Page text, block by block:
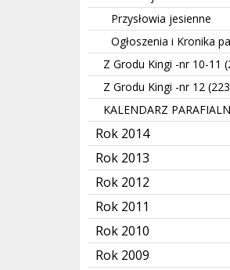
Przysłowia jesienne
Ogłoszenia i Kronika
Z Grodu Kingi -nr 10-11
Z Grodu Kingi -nr 12
KALENDARZ
Rok 2014
Rok 2013
Rok 2012
Rok 2011
Rok 2010
Rok 2009